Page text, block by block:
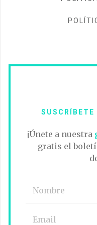
SUSCRÍBETE
¡Únete a nuestra
gratis el